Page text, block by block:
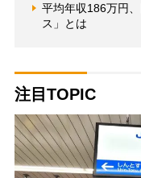
平均年収186万円
ス」とは
注目TOPIC